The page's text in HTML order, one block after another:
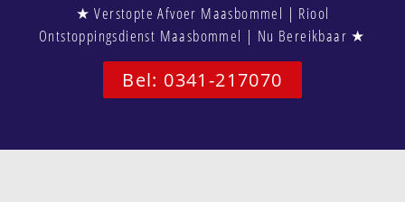
★ Verstopte Afvoer Maasbommel | Riool
Ontstoppingsdienst Maasbommel | Nu Bereikbaar ★
Bel: 0341-217070